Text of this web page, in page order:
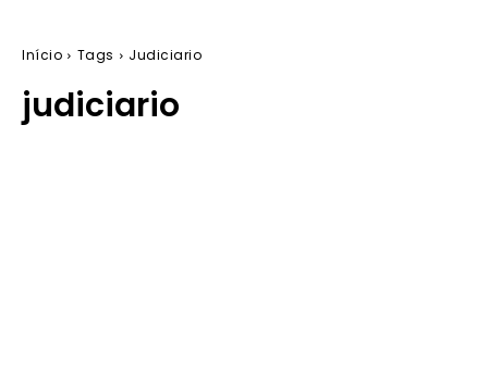
Início Tags Judiciario
judiciario